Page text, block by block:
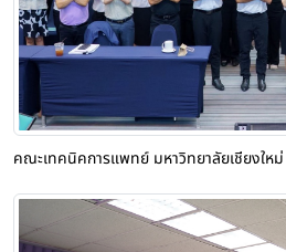
คณะเทคนิคการแพทย์ มหาวิทยาลัยเชียงให